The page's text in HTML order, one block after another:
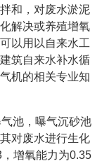
和，对废水淤泥
解决或养殖增氧
以用以自来水工
筑自来水补水循
机的相关专业知
池，曝气沉砂池
对废水进行生化
增氧能力为0.35